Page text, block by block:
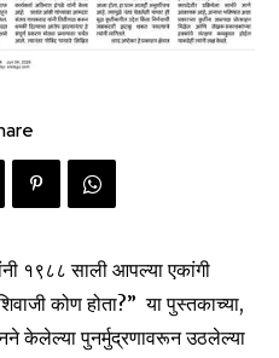
१९८८ साली आपल्या एकांगी
कोण होता?” या पुस्तकाच्या,
केलेल्या पुनर्मुद्रणावरून उठलेल्या